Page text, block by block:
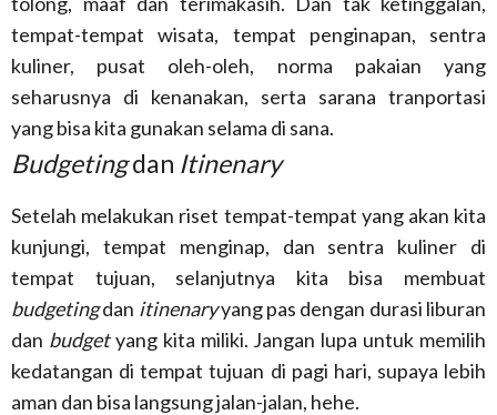
tempat-tempat wisata, tempat penginapan, sentra
kuliner, pusat oleh-oleh, norma pakaian yang
seharusnya di kenanakan, serta sarana tranportasi
yang bisa kita gunakan selama di sana.
Budgetingdan Itinenary
Setelah melakukan riset tempat-tempat yang akan kita
kunjungi, tempat menginap, dan sentra kuliner di
tempat tujuan, selanjutnya kita bisa membuat
budgetingdan itinenaryyang pas dengan durasi liburan
dan budgetyang kita miliki. Jangan lupa untuk memilih
kedatangan di tempat tujuan di pagi hari, supaya lebih
aman dan bisa langsung jalan-jalan, hehe.